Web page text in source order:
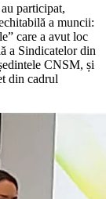
participat,
a muncii:
care a avut loc
a Sindicatelor din
CNSM, și
din cadrul